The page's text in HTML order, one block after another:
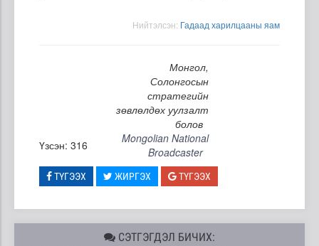
Нийтэлсэн: Гадаад харилцааны яам
Монгол,
Солонгосын
стратегийн
зөвлөлдөх уулзалт
болов
Үзсэн: 316
Mongolian National
Broadcaster
ТҮГЭЭХ ЖИРГЭХ ТҮГЭЭХ
СЭТГЭГДЭЛ БИЧИХ: